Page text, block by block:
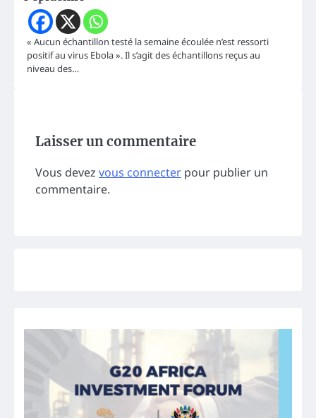
« Aucun échantillon testé la semaine écoulée n’est ressorti
positif au virus Ebola ». Il s’agit des échantillons reçus au
niveau des…
Laisser un commentaire
Vous devez vous connecter pour publier un
commentaire.